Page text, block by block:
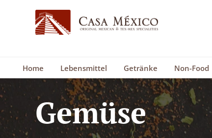
Home Lebensmittel Getränke Non-Food
Gemüse